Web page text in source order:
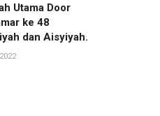
Utama Door
ke 48
dan Aisyiyah.